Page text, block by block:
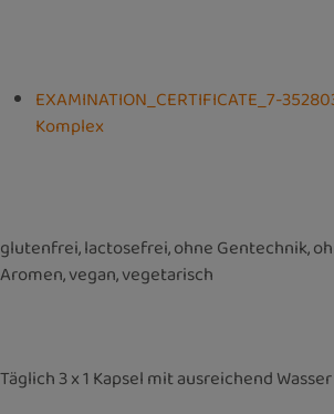
EXAMINATION_CERTIFICATE_7-
Komplex
glutenfrei, lactosefrei, ohne Gentechnik,
Aromen, vegan, vegetarisch
Täglich 3 x 1 Kapsel mit ausreichend